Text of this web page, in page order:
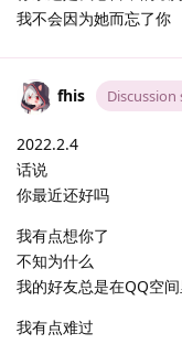
我不会因为她而忘了你
fhis
2022.2.4
话说
你最近还好吗
我有点想你了
不知为什么
我的好友总是在QQ空
我有点难过